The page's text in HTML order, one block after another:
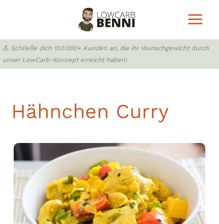
💪 Schließe dich 150.000+ Kunden an, die ihr Wunschgewicht durch
unser LowCarb-Konzept erreicht haben!
Hähnchen Curry